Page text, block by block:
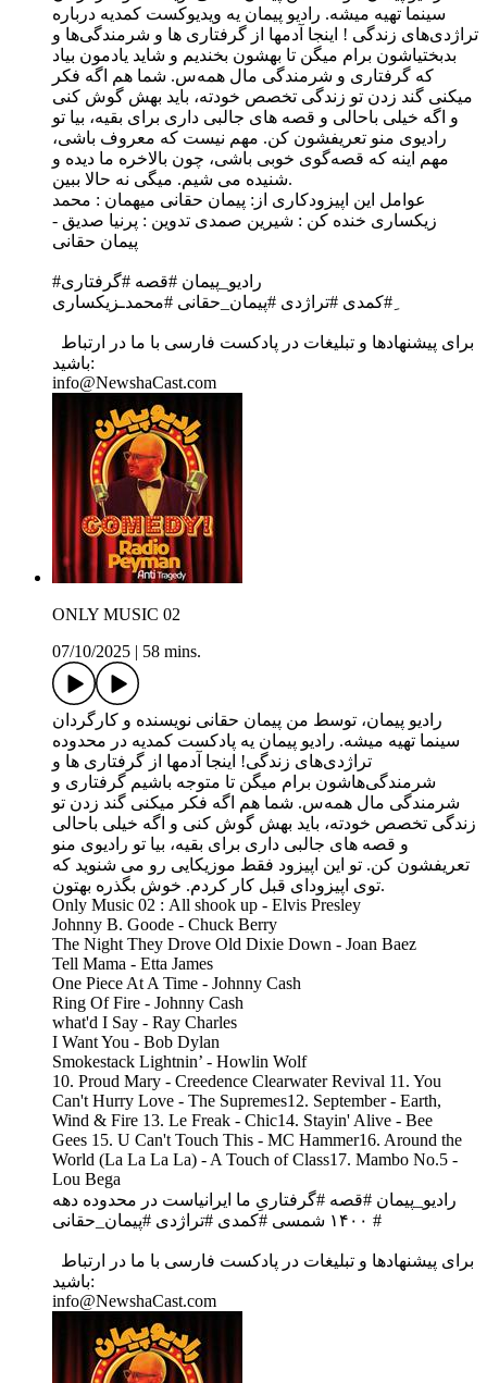
سینما تهیه میشه. رادیو پیمان یه ویديوکست کمدیه درباره
تراژدی‌های زندگی ! اینجا آدمها از گرفتاری ها و شرمندگی‌ها و
بدبختیاشون برام میگن تا بهشون بخندیم و شاید یادمون بیاد
که گرفتاری و شرمندگی مال همه‌س. شما هم اگه فکر
میکنی گند زدن تو زندگی تخصص خودته، باید بهش گوش کنی
و اگه خیلی باحالی و قصه های جالبی داری برای بقیه، بیا تو
رادیوی منو تعریفشون کن. مهم نیست که معروف باشی،
مهم اینه که قصه‌گوی خوبی باشی،‌ چون بالاخره ما دیده و
شنیده می شیم. میگی نه حالا ببین.
عوامل این اپیزودکاری از: پیمان حقانی میهمان : محمد
زیکساری خنده کن : شیرین صمدی تدوین : پرنیا صدیق -
پیمان حقانی
#رادیو_پیمان #قصه #گرفتاری
باشید:
info@NewshaCast.com
ONLY MUSIC 02
07/10/2025
58 mins.
راديو پیمان،‌ توسط من پیمان حقانی نویسنده و کارگردان
سینما تهیه میشه. رادیو پیمان یه پادکست کمدیه در محدوده
تراژدی‌های زندگی! اینجا آدمها از گرفتاری ها و
شرمندگی‌هاشون برام میگن تا متوجه باشیم گرفتاری و
شرمندگی مال همه‌س. شما هم اگه فکر میکنی گند زدن تو
زندگی تخصص خودته، باید بهش گوش کنی و اگه خیلی باحالی
و قصه های جالبی داری برای بقیه، بیا تو رادیوی منو
تعریفشون کن. تو این اپیزود فقط موزیکایی رو می شنوید که
توی اپیزودای قبل کار کردم. خوش بگذره بهتون.
Only Music 02 : All shook up - Elvis Presley
Johnny B. Goode - Chuck Berry
The Night They Drove Old Dixie Down - Joan Baez
Tell Mama - Etta James
One Piece At A Time - Johnny Cash
Ring Of Fire - Johnny Cash
what'd I Say - Ray Charles
I Want You - Bob Dylan
Smokestack Lightnin’ - Howlin Wolf
10. Proud Mary - Creedence Clearwater Revival 11. You
Can't Hurry Love - The Supremes12. September - Earth,
Wind & Fire 13. Le Freak - Chic14. Stayin' Alive - Bee
Gees 15. U Can't Touch This - MC Hammer16. Around the
World (La La La La) - A Touch of Class17. Mambo No.5 -
Lou Bega
رادیو_پیمان #قصه #گرفتاری‌ِ ما ایرانیاست در محدوده دهه
۱۴۰۰ شمسی #کمدی #تراژدی #پیمان_حقانی #
باشید:
info@NewshaCast.com